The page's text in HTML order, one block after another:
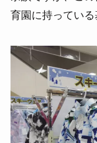
育園に持っている